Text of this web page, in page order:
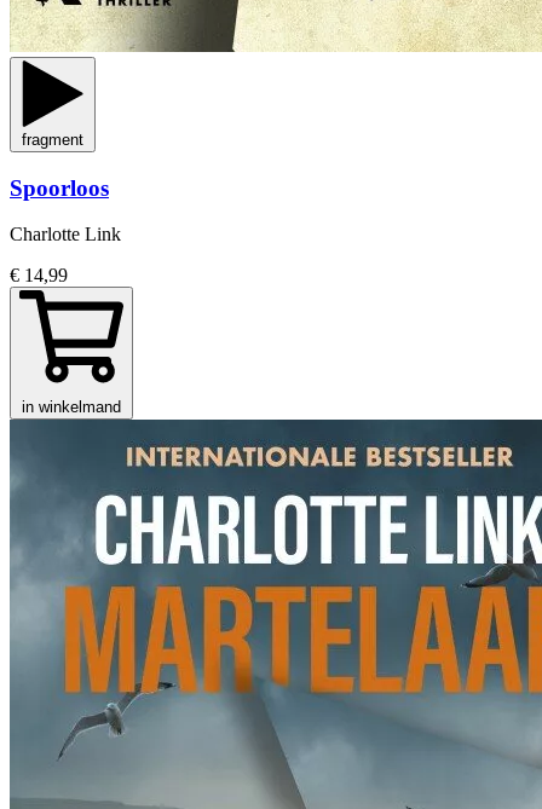
fragment
Spoorloos
Charlotte Link
€ 14,99
in winkelmand